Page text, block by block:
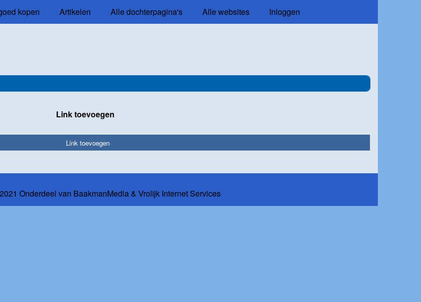
kopen Artikelen Alle dochterpagina's Alle websites Inloggen
Link toevoegen
Link toevoegen
Onderdeel van BaakmanMedia& Vrolijk Internet Services